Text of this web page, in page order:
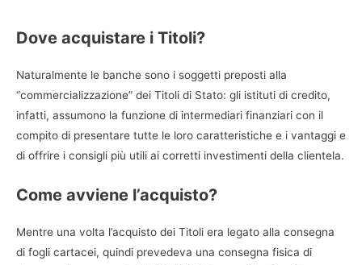
Dove acquistare i Titoli?
Naturalmente le banche sono i soggetti preposti alla
“commercializzazione” dei Titoli di Stato: gli istituti di credito,
infatti, assumono la funzione di intermediari finanziari con il
compito di presentare tutte le loro caratteristiche e i vantaggi e
di offrire i consigli più utili ai corretti investimenti della clientela.
Come avviene l’acquisto?
Mentre una volta l’acquisto dei Titoli era legato alla consegna
di fogli cartacei, quindi prevedeva una consegna fisica di